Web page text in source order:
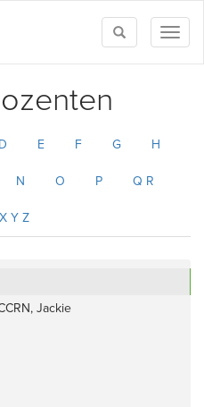
Toggle
search
D E F G H
N O P Q R
Y Z
Jackie